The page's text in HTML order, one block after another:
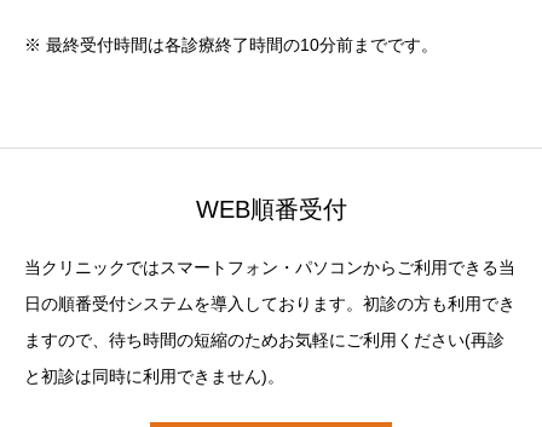
※ 最終受付時間は各診療終了時間の10分前までです。
WEB順番受付
当クリニックではスマートフォン・パソコンからご利用できる当
日の順番受付システムを導入しております。初診の方も利用でき
ますので、待ち時間の短縮のためお気軽にご利用ください(再診
と初診は同時に利用できません)。